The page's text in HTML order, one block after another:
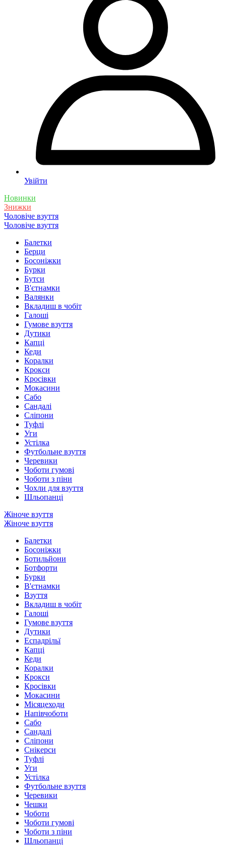
Увійти
Новинки
Знижки
Чоловіче взуття
Чоловіче взуття
Балетки
Берци
Босоніжки
Бурки
Бутси
В'єтнамки
Валянки
Вкладиш в чобіт
Галоші
Гумове взуття
Дутики
Капці
Кеди
Коралки
Крокси
Кросівки
Мокасини
Сабо
Сандалі
Сліпони
Туфлі
Уги
Устілка
Футбольне взуття
Черевики
Чоботи гумові
Чоботи з піни
Чохли для взуття
Шльопанці
Жіноче взуття
Жіноче взуття
Балетки
Босоніжки
Ботильйони
Ботфорти
Бурки
В'єтнамки
Взуття
Вкладиш в чобіт
Галоші
Гумове взуття
Дутики
Еспадрільї
Капці
Кеди
Коралки
Крокси
Кросівки
Мокасини
Місяцеходи
Напівчоботи
Сабо
Сандалі
Сліпони
Снікерси
Туфлі
Уги
Устілка
Футбольне взуття
Черевики
Чешки
Чоботи
Чоботи гумові
Чоботи з піни
Шльопанці